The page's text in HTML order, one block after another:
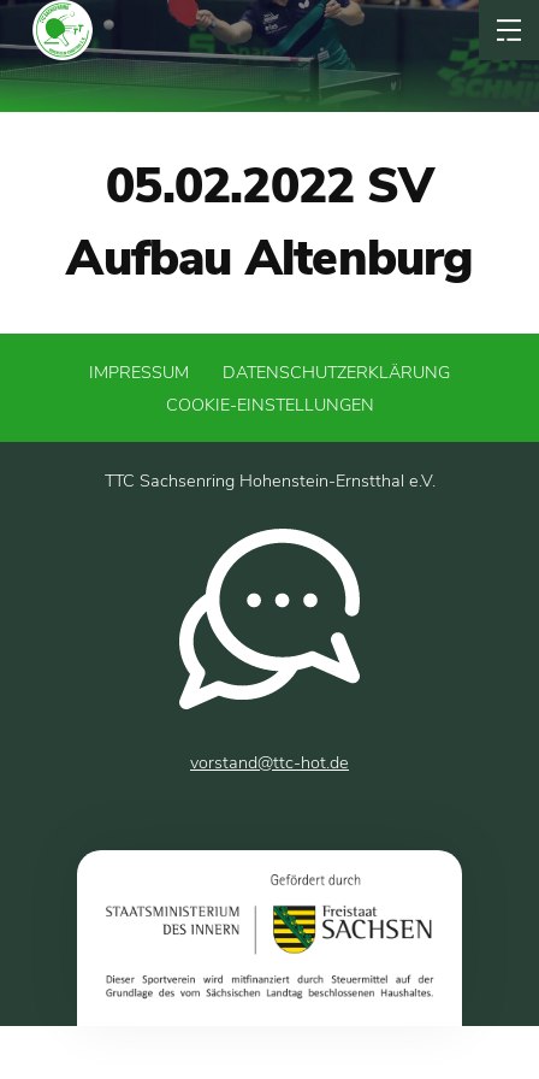
05.02.2022 SV
Aufbau Altenburg
IMPRESSUM
DATENSCHUTZERKLÄRUNG
COOKIE-EINSTELLUNGEN
TTC Sachsenring Hohenstein-Ernstthal e.V.
vorstand@ttc-hot.de